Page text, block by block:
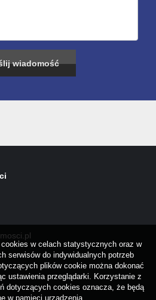
w celach statystycznych oraz w
serwisów do indywidualnych potrzeb
plików cookie można dokonać
ustawienia przeglądarki. Korzystanie z
dotyczących cookies oznacza, że będą
w pamięci urządzenia.